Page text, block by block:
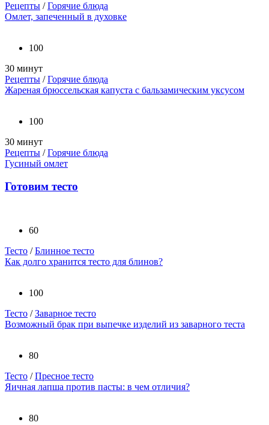
Рецепты /Горячие блюда
Омлет, запеченный в духовке
100
30 минут
Рецепты /Горячие блюда
Жареная брюссельская капуста с бальзамическим уксусом
100
30 минут
Рецепты /Горячие блюда
Гусиный омлет
Готовим тесто
60
Тесто /Блинное тесто
Как долго хранится тесто для блинов?
100
Тесто /Заварное тесто
Возможный брак при выпечке изделий из заварного теста
80
Тесто /Пресное тесто
Яичная лапша против пасты: в чем отличия?
80